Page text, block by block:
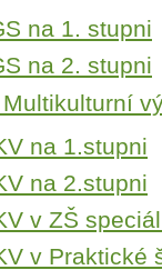
na 1. stupni
na 2. stupni
na 1.stupni
na 2.stupni
v ZŠ
v Praktické